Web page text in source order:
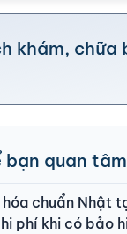
khám, chữa
bạn quan tâm
hóa chuẩn Nhật
phí khi có bảo